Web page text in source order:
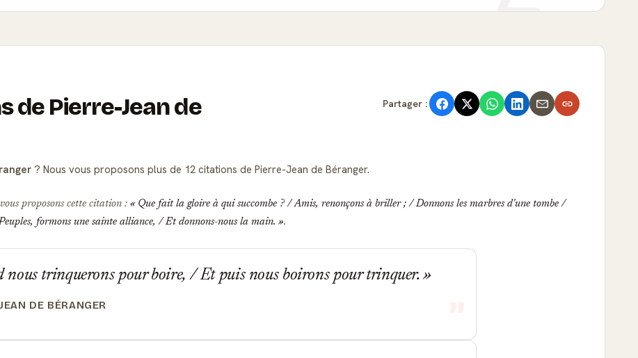
de Pierre-Jean de
Partager :
? Nous vous proposons plus de 12 citations de Pierre-Jean de Béranger.
proposons cette citation :
Que fait la gloire à qui succombe ? / Amis, renonçons à briller ; / Donnons les marbres d'une tombe /
formons une sainte alliance, / Et donnons-nous la main. .
trinquerons pour boire, / Et puis nous boirons pour trinquer.
DE BÉRANGER